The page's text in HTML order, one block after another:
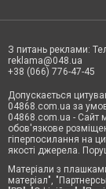
З питань реклами:
reklama@048.ua
+38 (066) 776-47-45
Допускається
04868.com.ua за
04868.com.ua - Сайт
обов'язкове
гіперпосилання на
якості джерела.
Матеріали з
матеріал",